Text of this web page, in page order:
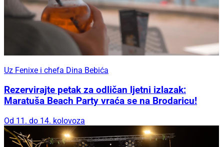
Uz Fenixe i chefa Dina Bebića
Rezervirajte petak za odličan ljetni izlazak:
Maratuša Beach Party vraća se na Brodaricu!
Od 11. do 14. kolovoza